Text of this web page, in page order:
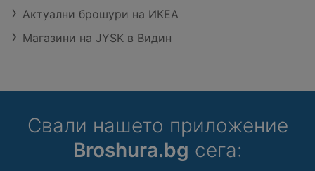
Актуални брошури на ИКЕА
Магазини на JYSK в Видин
Свали нашето приложение
Broshura.bg сега: